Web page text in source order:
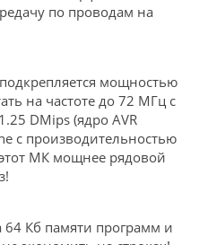
по проводам на
мощностью
на частоте до 72 МГц с
DMips (ядро AVR
с производительностью
МК мощнее рядовой
64 Кб памяти программ и